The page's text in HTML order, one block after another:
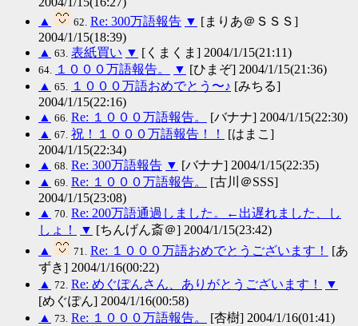
▲
62. Re: 300万語報告 ▼ [まりあ＠ＳＳＳ]
2004/1/15(18:39)
▲ 63. 表紙買い ▼ [くまくま] 2004/1/15(21:11)
64. １０００万語報告。 ▼ [ひまぞ] 2004/1/15(21:36)
▲ 65. １０００万語おめでとう〜♪ [みちる]
2004/1/15(22:16)
▲ 66. Re: １０００万語報告。
[バナナ] 2004/1/15(22:30)
▲ 67. 祝！１０００万語報告！！
[はまこ]
2004/1/15(22:34)
▲ 68. Re: 300万語報告 ▼ [バナナ] 2004/1/15(22:35)
▲ 69. Re: １０００万語報告。
[古川＠SSS]
2004/1/15(23:08)
▲ 70. Re: 200万語通過しました。←出遅れました、し
しょ！
▼ [ちんげん斎＠] 2004/1/15(23:42)
▲
71. Re: １０００万語おめでとうございます！
[あ
ずき] 2004/1/16(00:22)
▲ 72. Re: めぐぽんさん、ありがとうございます！
▼
[めぐぽん] 2004/1/16(00:58)
▲ 73. Re: １０００万語報告。
[杏樹] 2004/1/16(01:41)